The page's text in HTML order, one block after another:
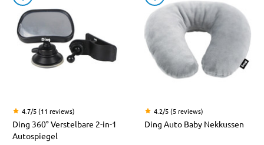
4.7/5 (11 reviews)
Ding 360° Verstelbare 2-in-1
Autospiegel
4.2/5 (5 reviews)
Ding Auto Baby Nekkussen